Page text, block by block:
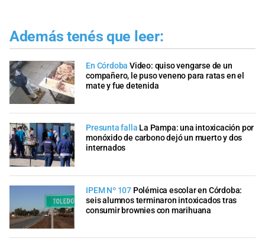
Además tenés que leer:
En Córdoba Video: quiso vengarse de un
compañero, le puso veneno para ratas en el
mate y fue detenida
Presunta falla La Pampa: una intoxicación por
monóxido de carbono dejó un muerto y dos
internados
IPEM Nº 107 Polémica escolar en Córdoba:
seis alumnos terminaron intoxicados tras
consumir brownies con marihuana